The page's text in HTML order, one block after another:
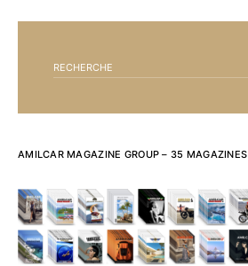
AMILCAR MAGAZINE GROUP – 35 MAGAZINES